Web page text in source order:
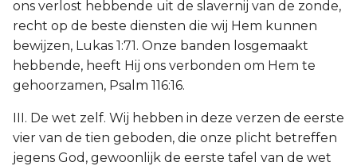
ons verlost hebbende uit de slavernij van de zonde,
recht op de beste diensten die wij Hem kunnen
bewijzen, Lukas 1:71. Onze banden losgemaakt
hebbende, heeft Hij ons verbonden om Hem te
gehoorzamen, Psalm 116:16.
III. De wet zelf. Wij hebben in deze verzen de eerste
vier van de tien geboden, die onze plicht betreffen
jegens God, gewoonlijk de eerste tafel van de wet